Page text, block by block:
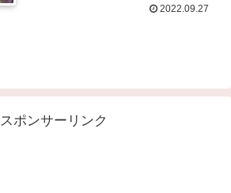
2022.09.27
スポンサーリンク